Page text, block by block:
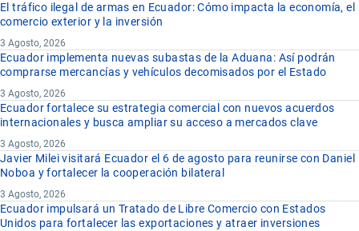
El tráfico ilegal de armas en Ecuador: Cómo impacta la economía, el
comercio exterior y la inversión
3 Agosto, 2026
Ecuador implementa nuevas subastas de la Aduana: Así podrán
comprarse mercancías y vehículos decomisados por el Estado
3 Agosto, 2026
Ecuador fortalece su estrategia comercial con nuevos acuerdos
internacionales y busca ampliar su acceso a mercados clave
3 Agosto, 2026
Javier Milei visitará Ecuador el 6 de agosto para reunirse con Daniel
Noboa y fortalecer la cooperación bilateral
3 Agosto, 2026
Ecuador impulsará un Tratado de Libre Comercio con Estados
Unidos para fortalecer las exportaciones y atraer inversiones